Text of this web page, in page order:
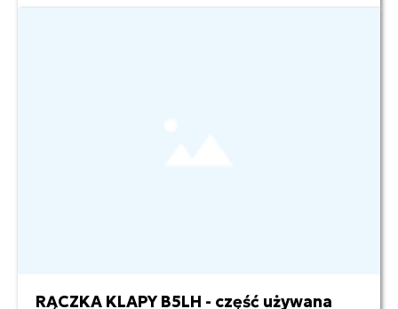
150,00 zł netto
RĄCZKA KLAPY B5LH - część używana